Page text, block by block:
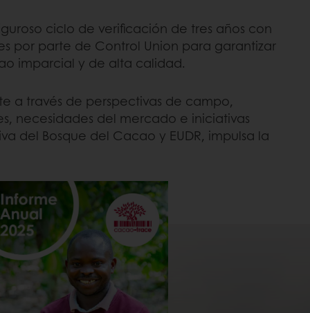
ciclo de verificación de tres años con
por parte de Control Union para garantizar
imparcial y de alta calidad.
a través de perspectivas de campo,
necesidades del mercado e iniciativas
del Bosque del Cacao y EUDR, impulsa la